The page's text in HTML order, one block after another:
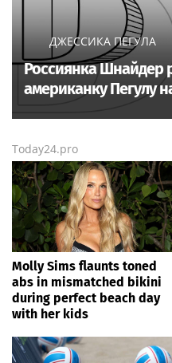
ДЖЕССИКА ПЕГУЛА
Россиянка Шнайдер
американку Пегулу
Today24.pro
Molly Sims flaunts toned
abs in mismatched bikini
during perfect beach day
with her kids